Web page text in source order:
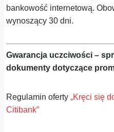
bankowość internetową.
wynoszący 30 dni.
Gwarancja uczciwości –
dokumenty dotyczące
Regulamin oferty„Kręci się
Citibank”